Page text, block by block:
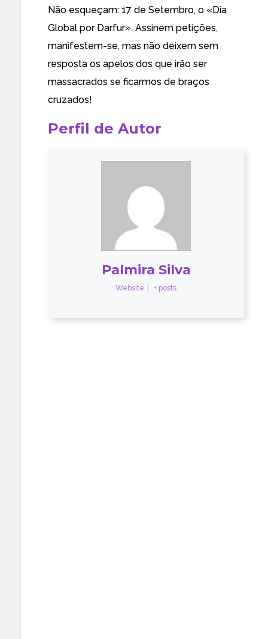
Não esqueçam: 17 de Setembro, o «Dia
Global por Darfur». Assinem petições,
manifestem-se, mas não deixem sem
resposta os apelos dos que irão ser
massacrados se ficarmos de braços
cruzados!
Perfil de Autor
Palmira Silva
Website + posts